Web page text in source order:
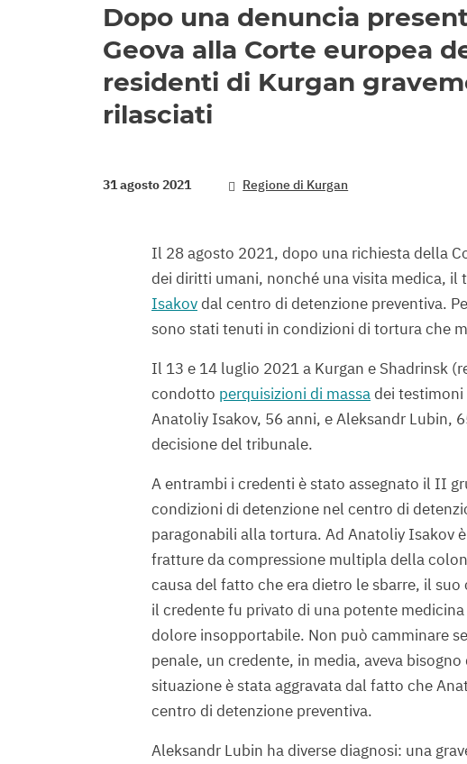
Dopo una denuncia
Geova alla Corte europea
residenti di Kurgan
rilasciati
31 agosto 2021 Regione di Kurgan
Il 28 agosto 2021, dopo una richiesta della
dei diritti umani, nonché una visita medica, il
Isakovdal centro di detenzione preventiva.
sono stati tenuti in condizioni di tortura che
Il 13 e 14 luglio 2021 a Kurgan e Shadrinsk
condotto perquisizioni di massadei testimoni
Anatoliy Isakov, 56 anni, e Aleksandr Lubin,
decisione del tribunale.
A entrambi i credenti è stato assegnato il II
condizioni di detenzione nel centro di
paragonabili alla tortura. Ad Anatoliy Isakov
fratture da compressione multipla della
causa del fatto che era dietro le sbarre, il
il credente fu privato di una potente
dolore insopportabile. Non può camminare
penale, un credente, in media, aveva
situazione è stata aggravata dal fatto che
centro di detenzione preventiva.
Aleksandr Lubin ha diverse diagnosi: una